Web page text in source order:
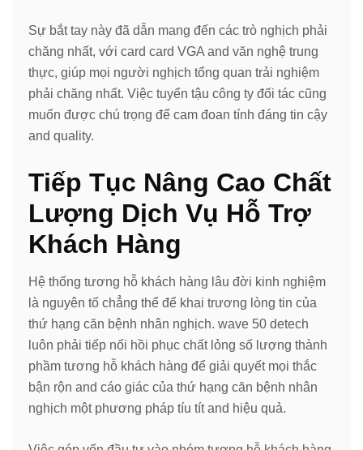
Sự bắt tay này đã dẫn mang đến các trò nghịch phải
chăng nhất, với card card VGA and văn nghệ trung
thực, giúp mọi người nghịch tổng quan trải nghiệm
phải chăng nhất. Việc tuyển tậu công ty đối tác cũng
muốn được chú trọng để cam đoan tính đáng tin cậy
and quality.
Tiếp Tục Nâng Cao Chất
Lượng Dịch Vụ Hỗ Trợ
Khách Hàng
Hệ thống tương hỗ khách hàng lâu đời kinh nghiệm
là nguyên tố chẳng thể để khai trương lòng tin của
thứ hạng căn bệnh nhân nghịch. wave 50 detech
luôn phải tiếp nối hồi phục chất lỏng số lượng thành
phầm tương hỗ khách hàng để giải quyết mọi thắc
bận rộn and cáo giác của thứ hạng căn bệnh nhân
nghịch một phương pháp tíu tít and hiệu quả.